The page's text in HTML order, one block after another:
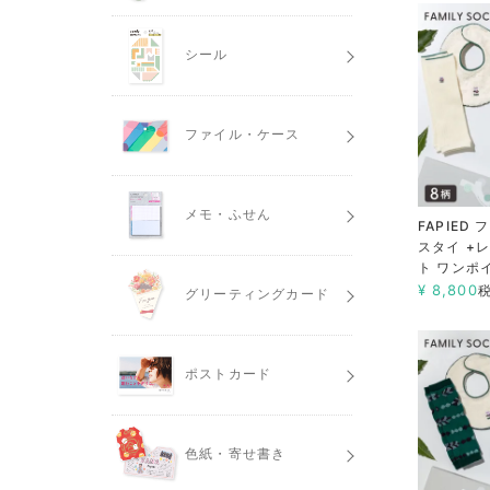
FAPIED
スタイ +
ト ワンポ
¥ 8,800
シール
ファイル・ケース
メモ・ふせん
グリーティングカード
ポストカード
色紙・寄せ書き